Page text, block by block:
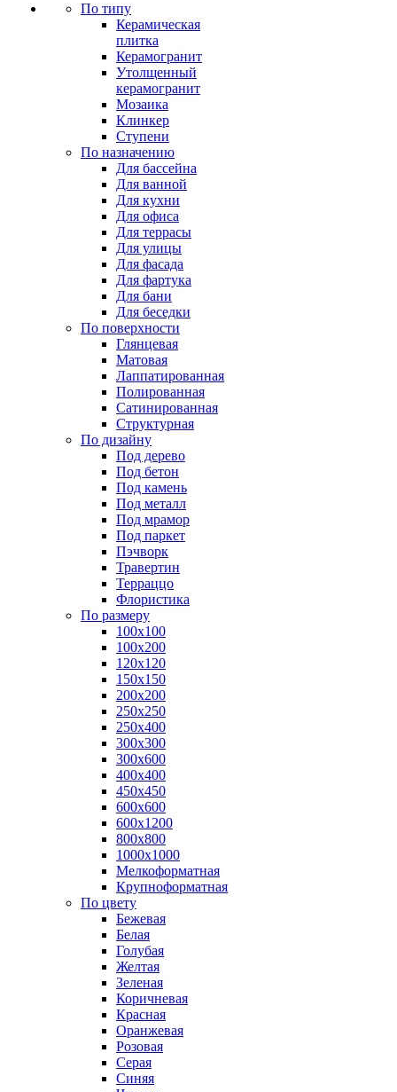
По типу
Керамическая
плитка
Керамогранит
Утолщенный
керамогранит
Мозаика
Клинкер
Ступени
По назначению
Для бассейна
Для ванной
Для кухни
Для офиса
Для террасы
Для улицы
Для фасада
Для фартука
Для бани
Для беседки
По поверхности
Глянцевая
Матовая
Лаппатированная
Полированная
Сатинированная
Структурная
По дизайну
Под дерево
Под бетон
Под камень
Под металл
Под мрамор
Под паркет
Пэчворк
Травертин
Терраццо
Флористика
По размеру
100х100
100х200
120х120
150х150
200х200
250х250
250х400
300х300
300х600
400х400
450х450
600х600
600х1200
800х800
1000х1000
Мелкоформатная
Крупноформатная
По цвету
Бежевая
Белая
Голубая
Желтая
Зеленая
Коричневая
Красная
Оранжевая
Розовая
Серая
Синяя